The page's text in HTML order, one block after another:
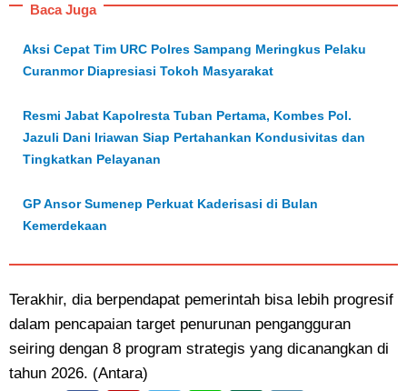
Baca Juga
Aksi Cepat Tim URC Polres Sampang Meringkus Pelaku
Curanmor Diapresiasi Tokoh Masyarakat
Resmi Jabat Kapolresta Tuban Pertama, Kombes Pol.
Jazuli Dani Iriawan Siap Pertahankan Kondusivitas dan
Tingkatkan Pelayanan
GP Ansor Sumenep Perkuat Kaderisasi di Bulan
Kemerdekaan
Terakhir, dia berpendapat pemerintah bisa lebih progresif
dalam pencapaian target penurunan pengangguran
seiring dengan 8 program strategis yang dicanangkan di
tahun 2026. (Antara)